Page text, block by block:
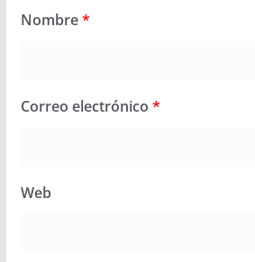
Nombre*
Correo electrónico *
Web